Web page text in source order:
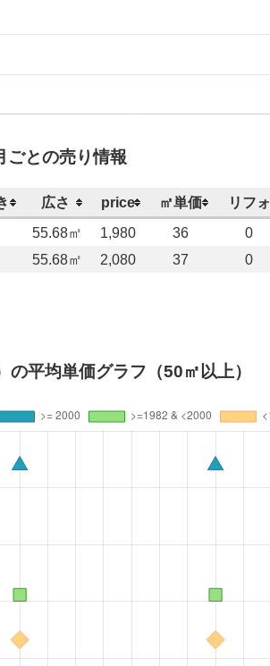
ごとの売り情報
広さ price ㎡単価 リフォ
55.68㎡ 1,980 36
0
55.68㎡ 2,080 37 0
の平均単価グラフ（50㎡以上）